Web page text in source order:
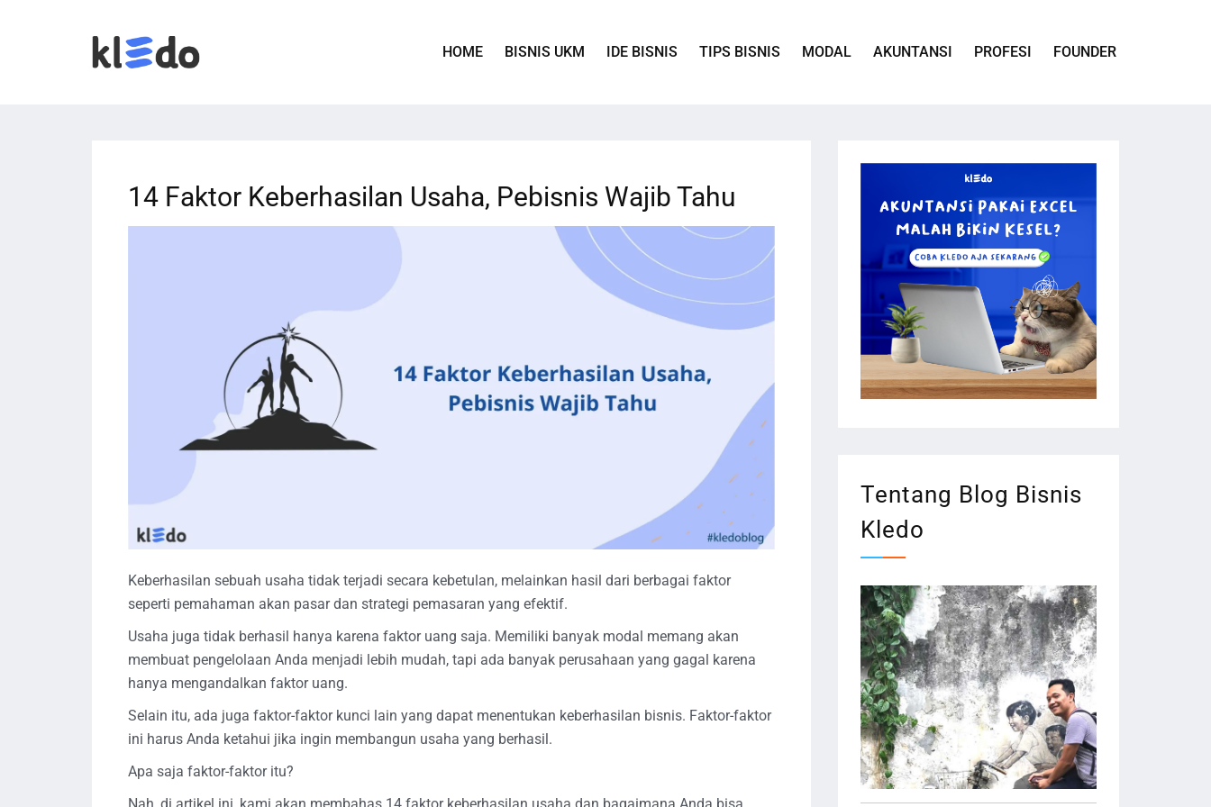
HOME BISNIS UKM IDE BISNIS TIPS BISNIS MODAL AKUNTANSI PROFESI FOUNDER
14 Faktor Keberhasilan Usaha, Pebisnis Wajib Tahu
Keberhasilan sebuah usaha tidak terjadi secara kebetulan, melainkan hasil dari berbagai faktor
seperti pemahaman akan pasar dan strategi pemasaran yang efektif.
Usaha juga tidak berhasil hanya karena faktor uang saja. Memiliki banyak modal memang akan
membuat pengelolaan Anda menjadi lebih mudah, tapi ada banyak perusahaan yang gagal karena
hanya mengandalkan faktor uang.
Selain itu, ada juga faktor-faktor kunci lain yang dapat menentukan keberhasilan bisnis. Faktor-faktor
ini harus Anda ketahui jika ingin membangun usaha yang berhasil.
Apa saja faktor-faktor itu?
Nah, di artikel ini, kami akan membahas 14 faktor keberhasilan usaha dan bagaimana Anda bisa
Tentang Blog Bisnis
Kledo